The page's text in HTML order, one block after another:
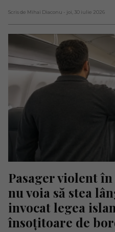
Scris de Mihai Diaconu - joi, 30 iulie 2026
Pasager violent
nu voia să stea
invocat legea
însoțitoare de